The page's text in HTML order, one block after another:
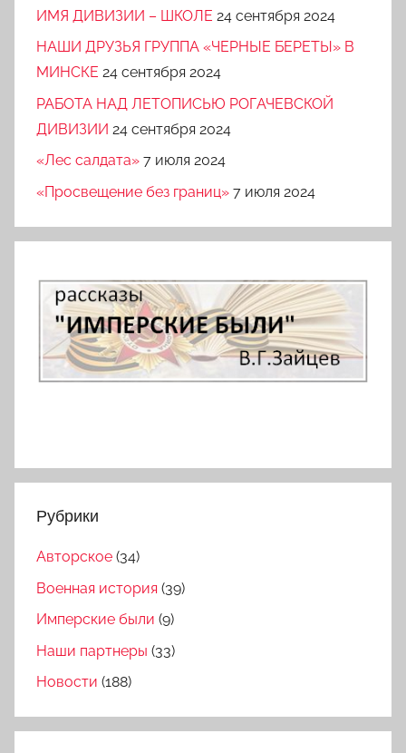
ИМЯ ДИВИЗИИ – ШКОЛЕ 24 сентября 2024
НАШИ ДРУЗЬЯ ГРУППА «ЧЕРНЫЕ БЕРЕТЫ» В
МИНСКЕ 24 сентября 2024
РАБОТА НАД ЛЕТОПИСЬЮ РОГАЧЕВСКОЙ
ДИВИЗИИ 24 сентября 2024
«Лес салдата» 7 июля 2024
«Просвещение без границ» 7 июля 2024
Рубрики
Авторское (34)
Военная история (39)
Имперские были (9)
Наши партнеры (33)
Новости (188)